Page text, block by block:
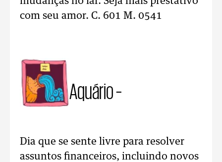
com seu amor. C. 601 M. 0541
Aquário –
Dia que se sente livre para resolver
assuntos financeiros, incluindo novos